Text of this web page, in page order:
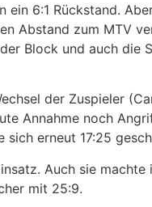
6:1 Rückstand.
Abstand zum MTV
Block und auch die
der Zuspieler
Annahme noch
erneut 17:25
Auch sie machte
mit 25:9.